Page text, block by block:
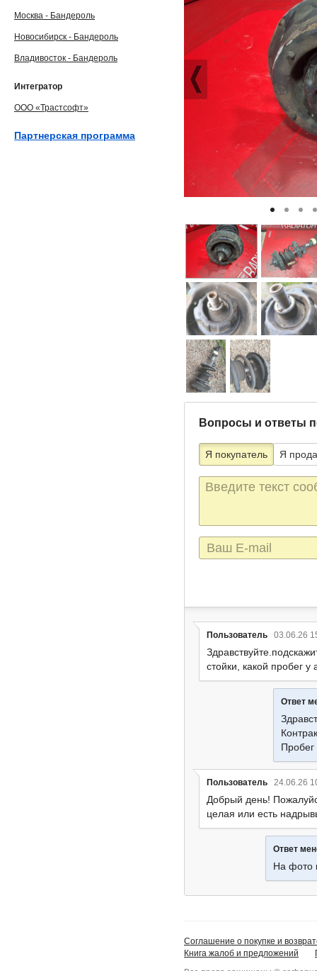
Вопросы и ответы
Я покупатель Я
Текст
сообщения
E-
mail
Пользователь 03.06.26
стойки, какой пробег у
Ответ
Пробег
Пользователь 24.06.26
Добрый день!
целая или есть
Ответ
На
Москва - Бандероль
Новосибирск - Бандероль
Владивосток - Бандероль
Интегратор
ООО «Трастсофт»
Партнерская программа
Соглашение о покупке и
Книга жалоб и предложений